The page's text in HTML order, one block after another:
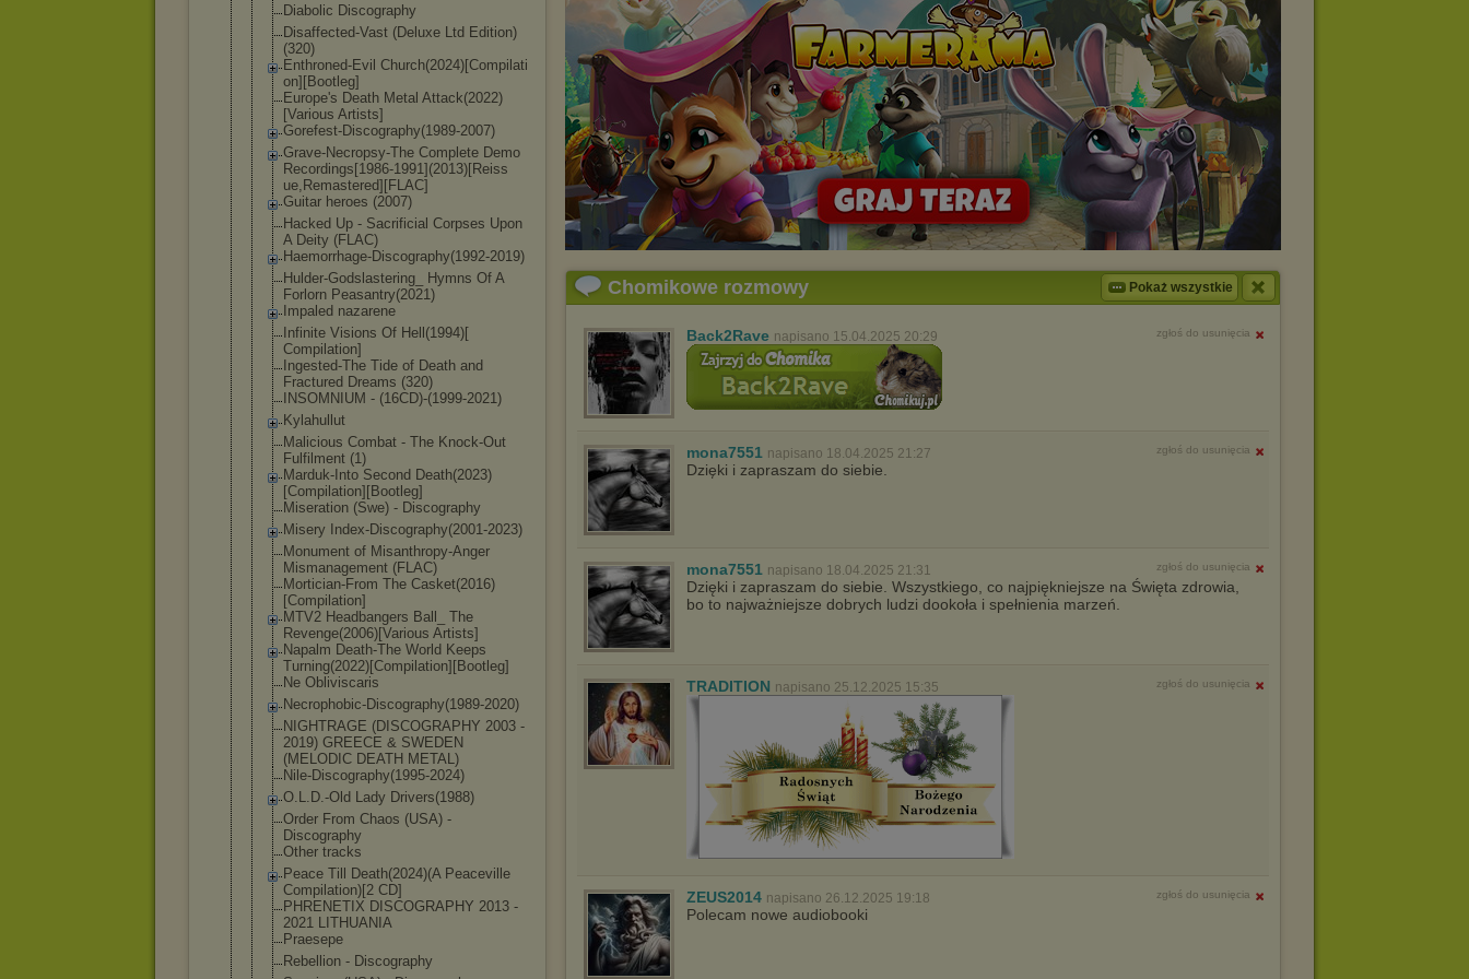
Diabolic Discography
Disaffected-Vast (Deluxe Ltd Edition)
(320)
Enthroned-Evil Church(2024)[Compilati
on][Bootleg]
Europe's Death Metal Attack(2022)
[Various Artists]
Gorefest-Discography(1989-2007)
Grave-Necropsy-The Complete Demo
Recordings[1986-1991](2013)[Reiss
ue,Remastered][FLAC]
Guitar heroes (2007)
Hacked Up - Sacrificial Corpses Upon
A Deity (FLAC)
Haemorrhage-Discography(1992-2019)
Hulder-Gods lastering_ Hymns Of A
Forlorn Peasantry(2021)
Impaled nazarene
Infinite Visions Of Hell(1994)[
Compilation]
Ingested-The Tide of Death and
Fractured Dreams (320)
INSOMNIUM - (16CD)-(1999-2021)
Kylahullut
Malicious Combat - The Knock-Out
Fulfilment (1)
Marduk-Into Second Death(2023)
[Compilation][Bootleg]
Miseration (Swe) - Discography
Misery Index-Discography(2001-2023)
Monument of Misanthropy-Anger
Mismanagement (FLAC)
Mortician-From The Casket(2016)
[Compilation]
MTV2 Headbangers Ball_ The
Revenge(2006)[Various Artists]
Napalm Death-The World Keeps
Turning(2022)[Compilation][Bootleg]
Ne Obliviscaris
Necrophobic-Discography(1989-2020)
NIGHTRAGE (DISCOGRAPHY 2003 -
2019) GREECE & SWEDEN
(MELODIC DEATH METAL)
Nile-Discography(1995-2024)
O.L.D.-Old Lady Drivers(1988)
Order From Chaos (USA) -
Discography
Other tracks
Peace Till Death(2024)(A Peaceville
Compilation)[2 CD]
PHRENETIX DISCOGRAPHY 2013 -
2021 LITHUANIA
Praesepe
Rebellion - Discography
Chomikowe rozmowy Pokaż wszystkie
Back2Rave napisano 15.04.2025 20:29 zgłoś do usunięcia
mona7551 napisano 18.04.2025 21:27 zgłoś do usunięcia
Dzięki i zapraszam do siebie.
mona7551 napisano 18.04.2025 21:31 zgłoś do usunięcia
Dzięki i zapraszam do siebie. Wszystkiego, co najpiękniejsze na Święta zdrowia,
bo to najważniejsze dobrych ludzi dookoła i spełnienia marzeń.
TRADITION napisano 25.12.2025 15:35 zgłoś do usunięcia
ZEUS2014 napisano 26.12.2025 19:18 zgłoś do usunięcia
Polecam nowe audiobooki